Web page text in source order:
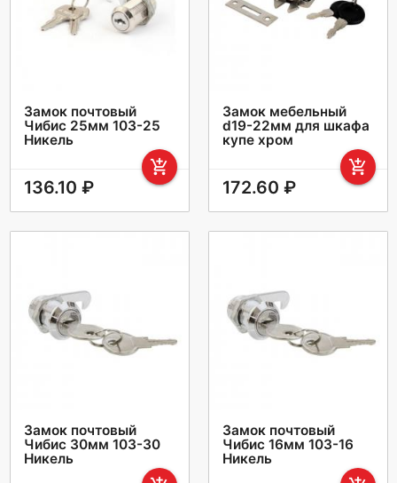
Замок почтовый
Чибис 25мм 103-25
Никель
add_shopping_cart
136.10 ₽
Замок мебельный
d19-22мм для шкафа
купе хром
add_shopping_cart
172.60 ₽
Замок почтовый
Чибис 30мм 103-30
Никель
Замок почтовый
Чибис 16мм 103-16
Никель